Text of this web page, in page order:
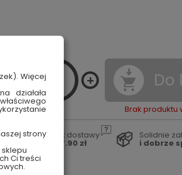
Do
Brak produktu
Koszt dostawy
od 17.90 zł
Solidnie
i dobrze
Więcej
działała
strony
Ci treści